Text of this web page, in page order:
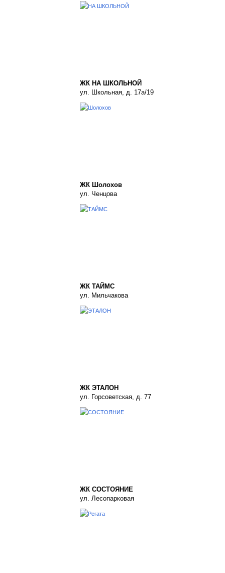
ЖК НА ШКОЛЬНОЙ
ул. Школьная, д. 17а/19
ЖК Шолохов
ул. Ченцова
ЖК ТАЙМС
ул. Мильчакова
ЖК ЭТАЛОН
ул. Горсоветская, д. 77
ЖК СОСТОЯНИЕ
ул. Лесопарковая